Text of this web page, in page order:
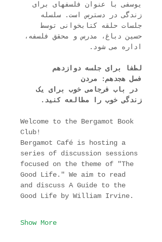
یوسفی با عنوان فلسفهای برای
زندگی در دسترس است. سلسله
جلسات حلقه کتابخوانی توسط
حسین دباغ، مدرس و محقق فلسفه،
اداره می شود.
لطفا برای جلسه دوازدهم
فصل هجدهم: مردن
در باب فرجامی خوب برای یک
زندگی خوب را مطالعه کنید.
Welcome to the Bergamot Book
Club!
Bergamot Café is hosting a
series of discussion sessions
focused on the theme of "The
Good Life." We aim to read
and discuss A Guide to the
Good Life by William Irvine.
Show More